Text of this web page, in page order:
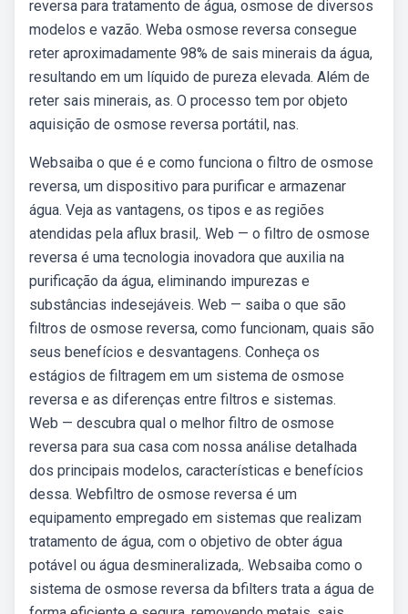
reversa para tratamento de água, osmose de diversos
modelos e vazão. Weba osmose reversa consegue
reter aproximadamente 98% de sais minerais da água,
resultando em um líquido de pureza elevada. Além de
reter sais minerais, as. O processo tem por objeto
aquisição de osmose reversa portátil, nas.
Websaiba o que é e como funciona o filtro de osmose
reversa, um dispositivo para purificar e armazenar
água. Veja as vantagens, os tipos e as regiões
atendidas pela aflux brasil,. Web — o filtro de osmose
reversa é uma tecnologia inovadora que auxilia na
purificação da água, eliminando impurezas e
substâncias indesejáveis. Web — saiba o que são
filtros de osmose reversa, como funcionam, quais são
seus benefícios e desvantagens. Conheça os
estágios de filtragem em um sistema de osmose
reversa e as diferenças entre filtros e sistemas.
Web — descubra qual o melhor filtro de osmose
reversa para sua casa com nossa análise detalhada
dos principais modelos, características e benefícios
dessa. Webfiltro de osmose reversa é um
equipamento empregado em sistemas que realizam
tratamento de água, com o objetivo de obter água
potável ou água desmineralizada,. Websaiba como o
sistema de osmose reversa da bfilters trata a água de